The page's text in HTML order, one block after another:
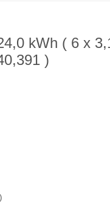
kWh ( 6 x
)